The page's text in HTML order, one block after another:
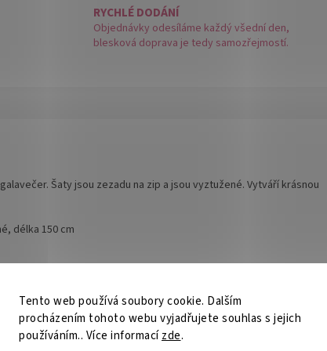
Tento web používá soubory cookie. Dalším
procházením tohoto webu vyjadřujete souhlas s jejich
používáním.. Více informacízde.
RYCHLÉ DODÁNÍ
Objednávky odesíláme každý všední den,
blesková doprava je tedy samozřejmostí.
Šaty jsou zezadu na zip a jsou vyztužené. Vytváří krásnou
délka 150 cm